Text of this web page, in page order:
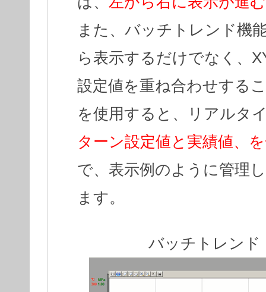
また、バッチトレンド機
ら表示するだけでなく、
設定値を重ね合わせする
を使用すると、リアルタ
ターン設定値と実績値、
で、表示例のように管理
ます。
バッチトレンド